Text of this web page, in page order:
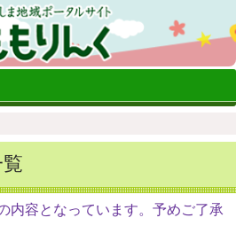
内容となっています。予めご了承